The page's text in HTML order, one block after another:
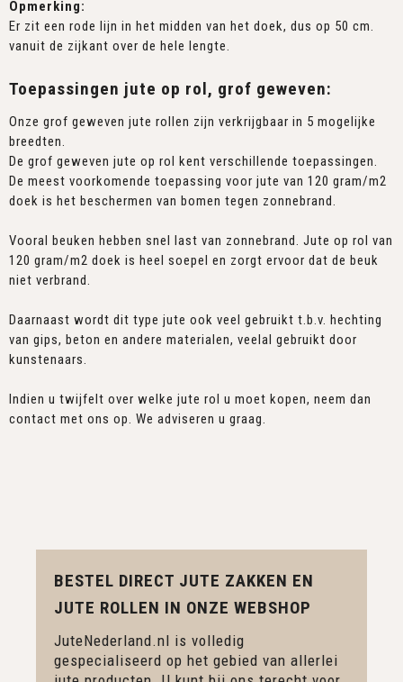
Opmerking:
Er zit een rode lijn in het midden van het doek, dus op 50 cm.
vanuit de zijkant over de hele lengte.
Toepassingen jute op rol, grof geweven:
Onze grof geweven jute rollen zijn verkrijgbaar in 5 mogelijke
breedten.
De grof geweven jute op rol kent verschillende toepassingen.
De meest voorkomende toepassing voor jute van 120 gram/m2
doek is het beschermen van bomen tegen zonnebrand.
Vooral beuken hebben snel last van zonnebrand. Jute op rol van
120 gram/m2 doek is heel soepel en zorgt ervoor dat de beuk
niet verbrand.
Daarnaast wordt dit type jute ook veel gebruikt t.b.v. hechting
van gips, beton en andere materialen, veelal gebruikt door
kunstenaars.
Indien u twijfelt over welke jute rol u moet kopen, neem dan
contact met ons op. We adviseren u graag.
BESTEL DIRECT JUTE ZAKKEN EN
JUTE ROLLEN IN ONZE WEBSHOP
JuteNederland.nl is volledig
gespecialiseerd op het gebied van allerlei